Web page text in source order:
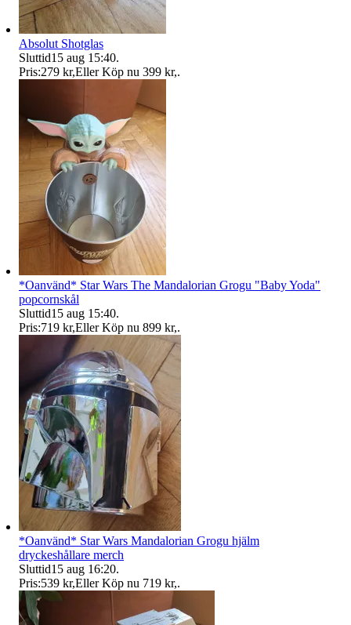
Absolut Shotglas
Sluttid15 aug 15:40.
Pris:279 kr,Eller Köp nu 399 kr,.
*Oanvänd* Star Wars The Mandalorian Grogu "Baby Yoda"
popcornskål
Sluttid15 aug 15:40.
Pris:719 kr,Eller Köp nu 899 kr,.
*Oanvänd* Star Wars Mandalorian Grogu hjälm
dryckeshållare merch
Sluttid15 aug 16:20.
Pris:539 kr,Eller Köp nu 719 kr,.